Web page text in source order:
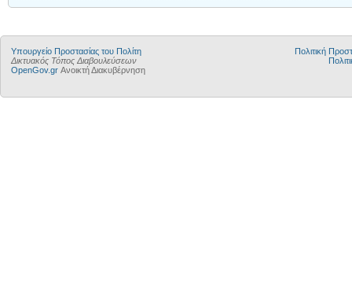
Υπουργείο Προστασίας του Πολίτη
Δικτυακός Τόπος Διαβουλεύσεων
OpenGov.gr Ανοικτή Διακυβέρνηση
Πολιτική